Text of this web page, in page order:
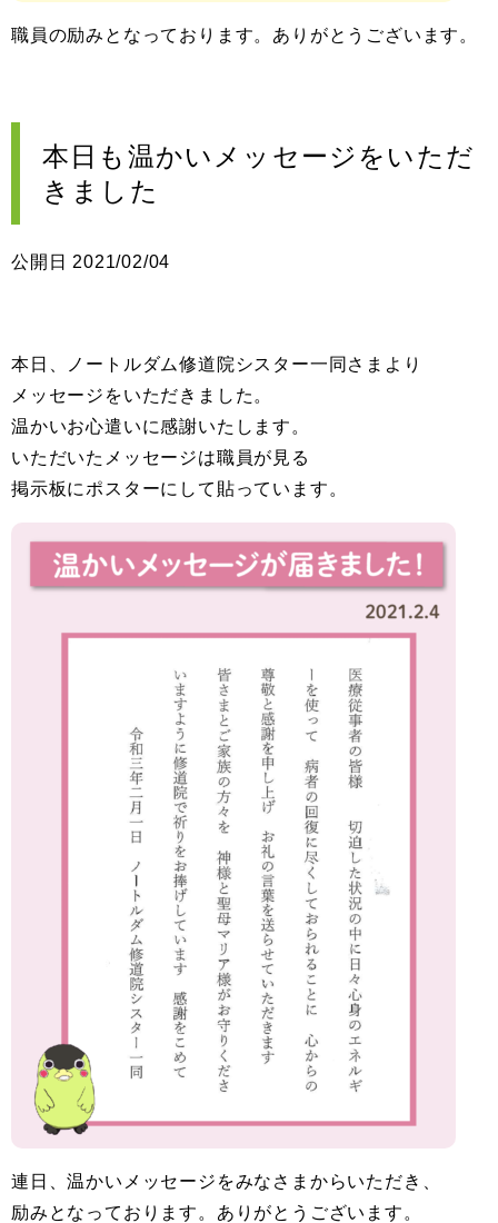
職員の励みとなっております。ありがとうございます。
本日も温かいメッセージをいただ
きました
公開日 2021/02/04
本日、ノートルダム修道院シスター一同さまより
メッセージをいただきました。
温かいお心遣いに感謝いたします。
いただいたメッセージは職員が見る
掲示板にポスターにして貼っています。
連日、温かいメッセージをみなさまからいただき、
励みとなっております。ありがとうございます。